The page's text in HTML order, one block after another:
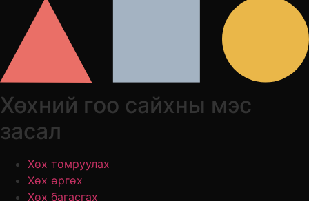
Хөхний гоо сайхны мэс
засал
Хөх томруулах
Хөх өргөх
Хөх багасгах